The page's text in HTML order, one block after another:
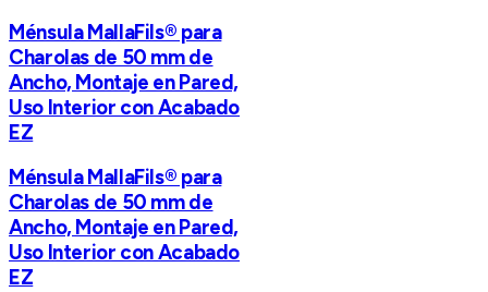
Ménsula MallaFils® para
Charolas de 50 mm de
Ancho, Montaje en Pared,
Uso Interior con Acabado
EZ
Ménsula MallaFils® para
Charolas de 50 mm de
Ancho, Montaje en Pared,
Uso Interior con Acabado
EZ